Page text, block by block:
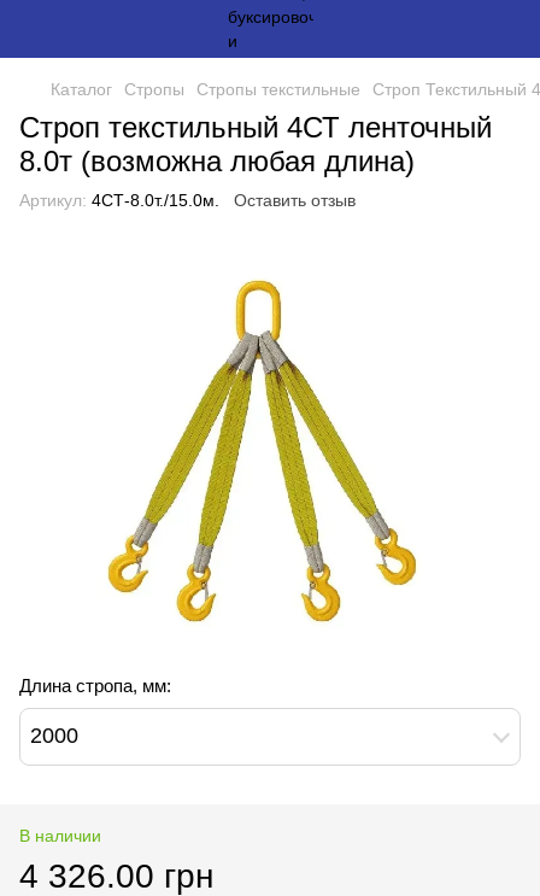
Каталог Стропы Стропы текстильные Строп Текстильный
Строп текстильный 4СТ ленточный
8.0т (возможна любая длина)
Артикул: 4СТ-8.0т./15.0м. Оставить отзыв
Длина стропа, мм:
2000
В наличии
4 326.00 грн